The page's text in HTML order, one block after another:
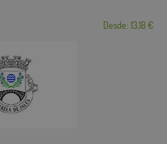
Desde: 13,18 €